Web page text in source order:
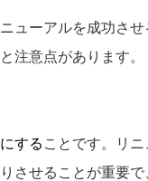
ューアルを成功さ
注意点があります。
する ことです。リ
させることが重要